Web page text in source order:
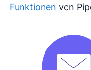
Funktionen von